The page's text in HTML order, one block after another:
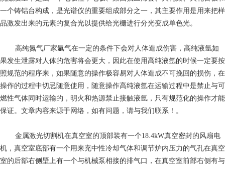
一个铸铝台构成，是光谱仪的重要组成部分之一，其主要作用是用来把样
品激发出来的元素的复合光以提供给光栅进行分光变成单色光。
高纯氮气厂家氩气在一定的条件下会对人体造成伤害，高纯液氩如
果发生泄露对人体的危害将会更大，因此在使用高纯液氩的时候一定要按
照规范的程序来，如果随意的操作极容易对人体造成不可挽回的损伤，在
操作的过程中切忌随意使用，随意操作高纯液氩在运输过程中是禁止与可
燃性气体同时运输的，明火和热源禁止接触液氩，只有规范化的操作才能
保证。文章内容来源于网络，如有问题，请与我们联系！。
金属激光切割机在真空室的顶部装有一个18.4kW真空密封的风扇电
机，真空室底部有一个用来充中性冷却气体和调节炉内压力的气孔在真空
室的后部右侧壁上有一个与机械泵相接的排气口，在真空室前部右侧有与